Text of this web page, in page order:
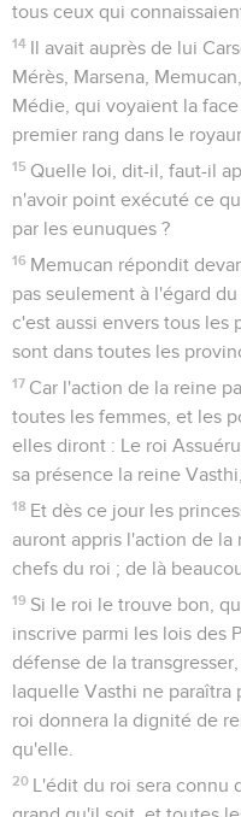
tous ceux qui
14 Il avait auprès de lui
Mérès, Marsena,
Médie, qui voyaient la
premier rang dans le
15 Quelle loi, dit-il, faut-il
n'avoir point exécuté ce
par les eunuques ?
16 Memucan répondit
pas seulement à l'égard
c'est aussi envers tous les
sont dans toutes les
17 Car l'action de la reine
toutes les femmes, et les
elles diront : Le roi
sa présence la reine
18 Et dès ce jour les
auront appris l'action de
chefs du roi ; de là
19 Si le roi le trouve bon,
inscrive parmi les lois des
défense de la
laquelle Vasthi ne paraîtra
roi donnera la dignité de
qu'elle.
20 L'édit du roi sera connu